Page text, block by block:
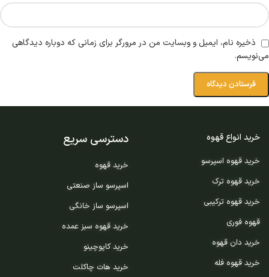
ذخیره نام، ایمیل و وبسایت من در مرورگر برای زمانی که دوباره دیدگاهی
می‌نویسم.
خرید انواع قهوه
خرید قهوه اسپرسو
خرید قهوه ترک
خرید قهوه ترکیبی
قهوه فوری
خرید دان قهوه
خرید قهوه فله
دسترسی سریع
خرید قهوه
اسپرسو ساز صنعتی
اسپرسو ساز خانگی
خرید قهوه سبز عمده
خرید کاپوچینو
خرید هات چاکلت